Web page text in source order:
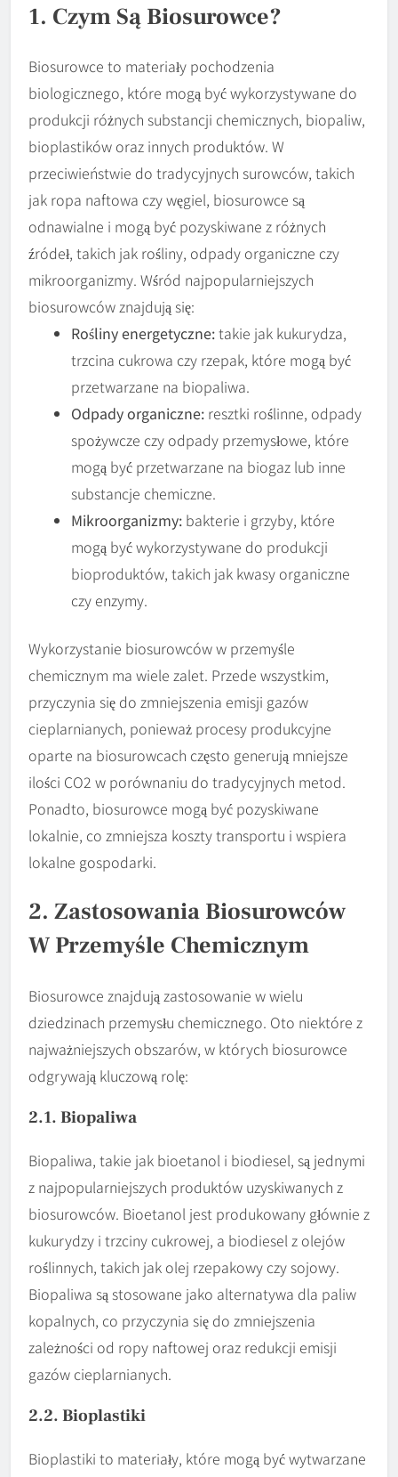
1. Czym Są Biosurowce?
Biosurowce to materiały pochodzenia
biologicznego, które mogą być wykorzystywane do
produkcji różnych substancji chemicznych, biopaliw,
bioplastików oraz innych produktów. W
przeciwieństwie do tradycyjnych surowców, takich
jak ropa naftowa czy węgiel, biosurowce są
odnawialne i mogą być pozyskiwane z różnych
źródeł, takich jak rośliny, odpady organiczne czy
mikroorganizmy. Wśród najpopularniejszych
biosurowców znajdują się:
Rośliny energetyczne:takie jak kukurydza,
trzcina cukrowa czy rzepak, które mogą być
przetwarzane na biopaliwa.
Odpady organiczne: resztki roślinne, odpady
spożywcze czy odpady przemysłowe, które
mogą być przetwarzane na biogaz lub inne
substancje chemiczne.
Mikroorganizmy: bakterie i grzyby, które
mogą być wykorzystywane do produkcji
bioproduktów, takich jak kwasy organiczne
czy enzymy.
Wykorzystanie biosurowców w przemyśle
chemicznym ma wiele zalet. Przede wszystkim,
przyczynia się do zmniejszenia emisji gazów
cieplarnianych, ponieważ procesy produkcyjne
oparte na biosurowcach często generują mniejsze
ilości CO2 w porównaniu do tradycyjnych metod.
Ponadto, biosurowce mogą być pozyskiwane
lokalnie, co zmniejsza koszty transportu i wspiera
lokalne gospodarki.
2. Zastosowania Biosurowców
W Przemyśle Chemicznym
Biosurowce znajdują zastosowanie w wielu
dziedzinach przemysłu chemicznego. Oto niektóre z
najważniejszych obszarów, w których biosurowce
odgrywają kluczową rolę:
2.1. Biopaliwa
Biopaliwa, takie jak bioetanol i biodiesel, są jednymi
z najpopularniejszych produktów uzyskiwanych z
biosurowców. Bioetanol jest produkowany głównie z
kukurydzy i trzciny cukrowej, a biodiesel z olejów
roślinnych, takich jak olej rzepakowy czy sojowy.
Biopaliwa są stosowane jako alternatywa dla paliw
kopalnych, co przyczynia się do zmniejszenia
zależności od ropy naftowej oraz redukcji emisji
gazów cieplarnianych.
2.2. Bioplastiki
Bioplastiki to materiały, które mogą być wytwarzane